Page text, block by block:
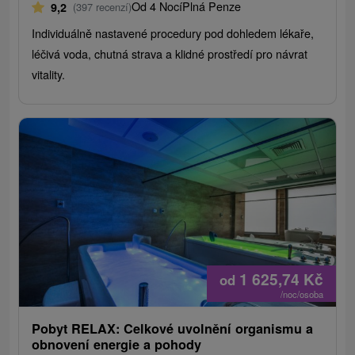
9,2 (397 recenzí)Od 4 NocíPlná Penze
Individuálně nastavené procedury pod dohledem lékaře,
léčivá voda, chutná strava a klidné prostředí pro návrat
vitality.
od 1 625,74 Kč
/noc/osoba
Pobyt RELAX: Celkové uvolnění organismu a
obnovení energie a pohody